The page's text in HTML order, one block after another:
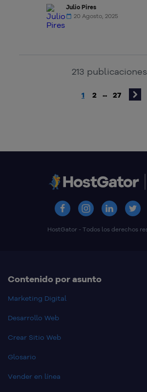
Julio Pires
20 Agosto, 2025
213 publicaciones
1 2 ... 27
HostGator - Todos los derechos
Contenido por asunto
Marketing Digital
Desarrollo Web
Crear Sitio Web
Glosario
Vender en línea